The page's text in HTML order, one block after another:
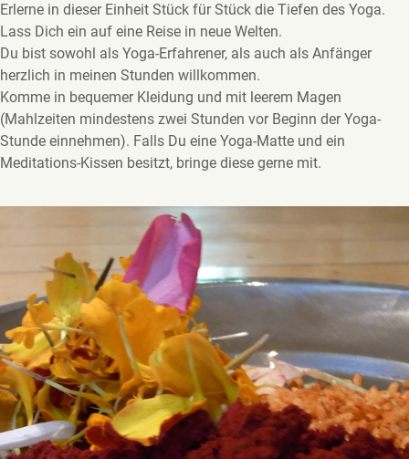
Erlerne in dieser Einheit Stück für Stück die Tiefen des Yoga.
Lass Dich ein auf eine Reise in neue Welten.
Du bist sowohl als Yoga-Erfahrener, als auch als Anfänger
herzlich in meinen Stunden willkommen.
Komme in bequemer Kleidung und mit leerem Magen
(Mahlzeiten mindestens zwei Stunden vor Beginn der Yoga-
Stunde einnehmen). Falls Du eine Yoga-Matte und ein
Meditations-Kissen besitzt, bringe diese gerne mit.